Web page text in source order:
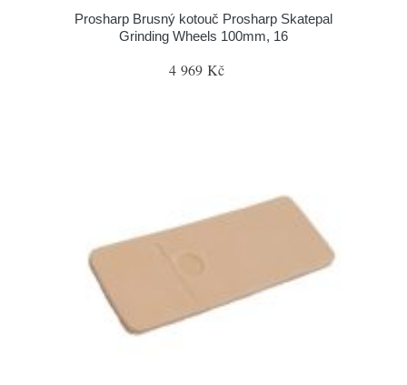
Prosharp Brusný kotouč Prosharp Skatepal
Grinding Wheels 100mm, 16
4 969 Kč